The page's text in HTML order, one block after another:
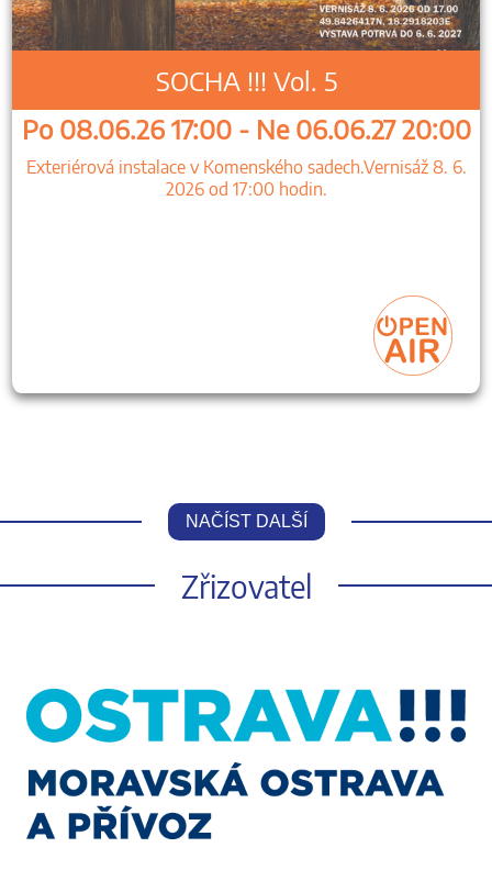
SOCHA !!! Vol. 5
Po 08.06.26 17:00 - Ne 06.06.27 20:00
Exteriérová instalace v Komenského sadech.Vernisáž 8. 6.
2026 od 17:00 hodin.
NAČÍST DALŠÍ
Zřizovatel